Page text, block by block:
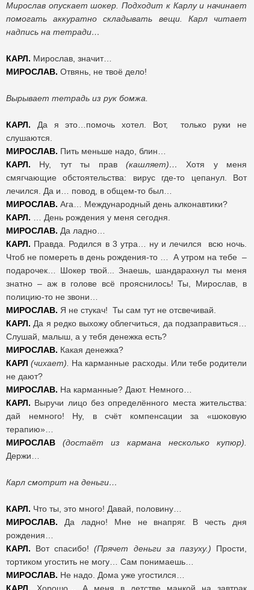
Мирослав опускает шокер. Подходит к Карлу и начинает
помогать аккуратно складывать вещи. Карл читает
надпись на тетради…
КАРЛ. Мирослав, значит…
МИРОСЛАВ. Отвянь, не твоё дело!
Вырывает тетрадь из рук бомжа.
КАРЛ. Да я это…помочь хотел. Вот, только руки не
слушаются.
МИРОСЛАВ. Пить меньше надо, блин…
КАРЛ. Ну, тут ты прав (кашляет)…
Хотя у меня
смягчающие обстоятельства: вирус где-то цепанул. Вот
лечился. Да и… повод, в общем-то был…
МИРОСЛАВ. Ага… Международный день алконавтики?
КАРЛ.
… День рождения у меня сегодня.
МИРОСЛАВ. Да ладно…
КАРЛ. Правда. Родился в 3 утра… ну и лечился всю ночь.
Чтоб не помереть в день рождения-то … А утром на тебе –
подарочек… Шокер твой... Знаешь, шандарахнул ты меня
знатно – аж в голове всё прояснилось! Ты, Мирослав, в
полицию-то не звони…
МИРОСЛАВ. Я не стукач! Ты сам тут не отсвечивай.
КАРЛ. Да я редко выхожу облегчиться, да подзаправиться…
Слушай, малыш, а у тебя денежка есть?
МИРОСЛАВ. Какая денежка?
КАРЛ (чихает).
На карманные расходы. Или тебе родители
не дают?
МИРОСЛАВ. На карманные? Дают. Немного…
КАРЛ. Выручи лицо без определённого места жительства:
дай немного! Ну, в счёт компенсации за «шоковую
терапию»…
МИРОСЛАВ
(достаёт из кармана несколько купюр).
Держи…
Карл смотрит на деньги…
КАРЛ. Что ты, это много! Давай, половину…
МИРОСЛАВ. Да ладно! Мне не внапряг. В честь дня
рождения…
КАРЛ. Вот спасибо!(Прячет деньги за пазуху.) Прости,
тортиком угостить не могу… Сам понимаешь…
МИРОСЛАВ. Не надо. Дома уже угостился…